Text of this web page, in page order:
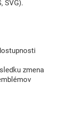
SVG).
zmena